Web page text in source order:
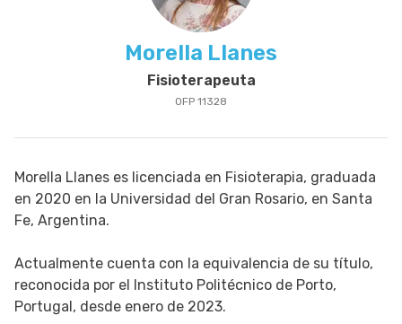
SIGUE TUA SAÚDE EN LAS REDES SOCIALES
Morella Llanes
Fisioterapeuta
OFP 11328
Morella Llanes es licenciada en Fisioterapia, graduada
en 2020 en la Universidad del Gran Rosario, en Santa
Fe, Argentina.
Actualmente cuenta con la equivalencia de su título,
reconocida por el Instituto Politécnico de Porto,
Portugal, desde enero de 2023.